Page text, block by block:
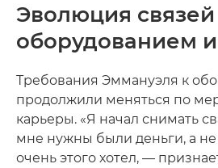
Эволюция
оборудованием
Требования Эммануэля к
продолжили меняться по
карьеры. «Я начал снимать
мне нужны были деньги, а не
очень этого хотел, —